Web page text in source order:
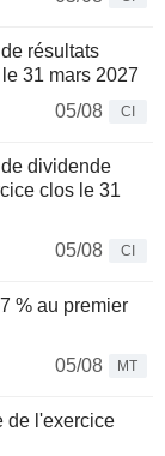
résultats
31 mars 2027
05/08
CI
dividende
clos le 31
05/08
CI
% au premier
05/08
MT
de l'exercice